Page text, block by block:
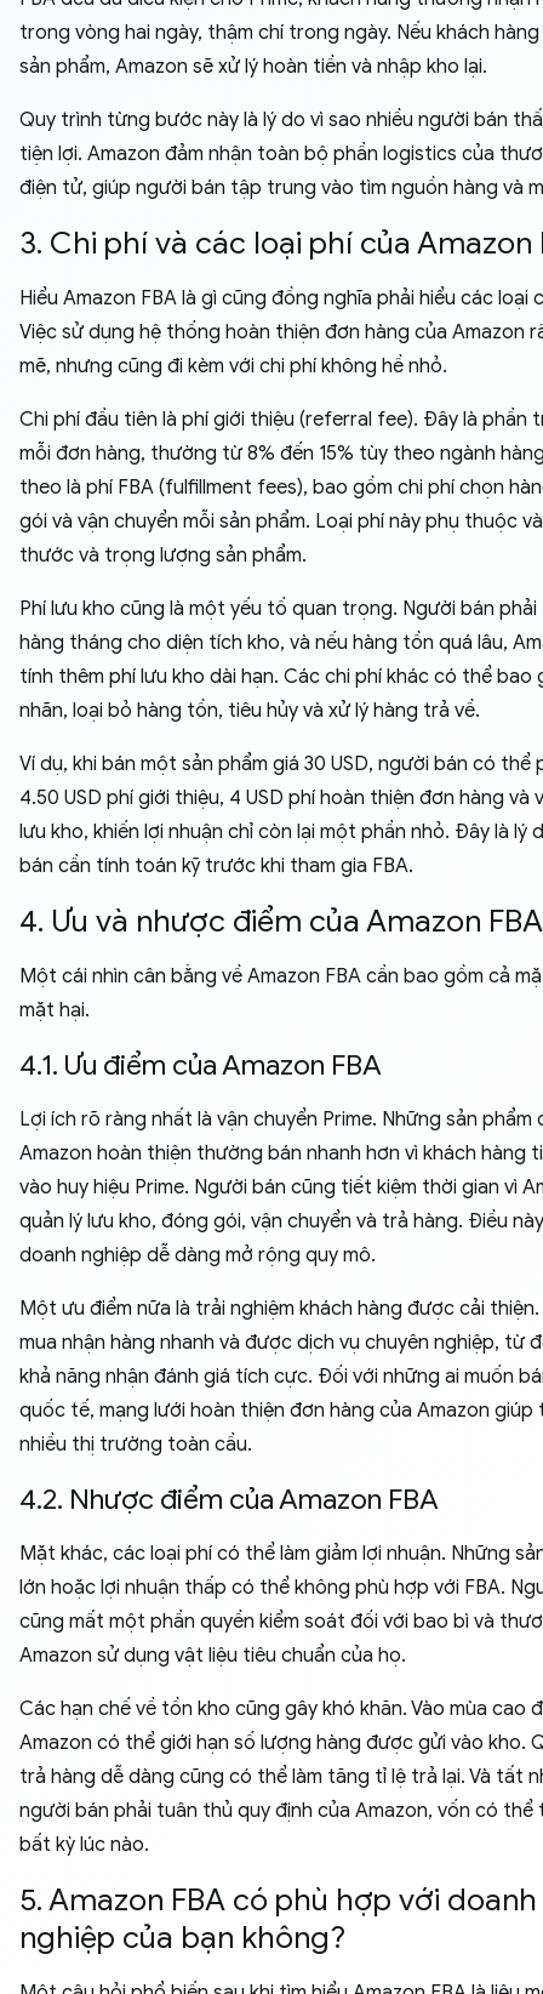
trong vòng hai ngày, thậm chí trong ngày. Nếu khách
sản phẩm, Amazon sẽ xử lý hoàn tiền và nhập kho lại.
Quy trình từng bước này là lý do vì sao nhiều người bán
tiện lợi. Amazon đảm nhận toàn bộ phần logistics của
điện tử, giúp người bán tập trung vào tìm nguồn hàng và
3. Chi phí và các loại phí của Amazon
Hiểu Amazon FBA là gì cũng đồng nghĩa phải hiểu các loại
Việc sử dụng hệ thống hoàn thiện đơn hàng của Amazon
mẽ, nhưng cũng đi kèm với chi phí không hề nhỏ.
Chi phí đầu tiên là phí giới thiệu (referral fee). Đây là phần
mỗi đơn hàng, thường từ 8% đến 15% tùy theo ngành
theo là phí FBA (fulfillment fees), bao gồm chi phí chọn
gói và vận chuyển mỗi sản phẩm. Loại phí này phụ thuộc
thước và trọng lượng sản phẩm.
Phí lưu kho cũng là một yếu tố quan trọng. Người bán
hàng tháng cho diện tích kho, và nếu hàng tồn quá lâu,
tính thêm phí lưu kho dài hạn. Các chi phí khác có thể bao
nhãn, loại bỏ hàng tồn, tiêu hủy và xử lý hàng trả về.
Ví dụ, khi bán một sản phẩm giá 30 USD, người bán có thể
4.50 USD phí giới thiệu, 4 USD phí hoàn thiện đơn hàng và
lưu kho, khiến lợi nhuận chỉ còn lại một phần nhỏ. Đây là lý
bán cần tính toán kỹ trước khi tham gia FBA.
4. Ưu và nhược điểm của Amazon FBA
Một cái nhìn cân bằng về Amazon FBA cần bao gồm cả
mặt hại.
4.1. Ưu điểm của Amazon FBA
Lợi ích rõ ràng nhất là vận chuyển Prime. Những sản phẩm
Amazon hoàn thiện thường bán nhanh hơn vì khách hàng
vào huy hiệu Prime. Người bán cũng tiết kiệm thời gian vì
quản lý lưu kho, đóng gói, vận chuyển và trả hàng. Điều
doanh nghiệp dễ dàng mở rộng quy mô.
Một ưu điểm nữa là trải nghiệm khách hàng được cải
mua nhận hàng nhanh và được dịch vụ chuyên nghiệp, từ
khả năng nhận đánh giá tích cực. Đối với những ai muốn
quốc tế, mạng lưới hoàn thiện đơn hàng của Amazon giúp
nhiều thị trường toàn cầu.
4.2. Nhược điểm của Amazon FBA
Mặt khác, các loại phí có thể làm giảm lợi nhuận. Những
lớn hoặc lợi nhuận thấp có thể không phù hợp với FBA.
cũng mất một phần quyền kiểm soát đối với bao bì và
Amazon sử dụng vật liệu tiêu chuẩn của họ.
Các hạn chế về tồn kho cũng gây khó khăn. Vào mùa cao
Amazon có thể giới hạn số lượng hàng được gửi vào kho.
trả hàng dễ dàng cũng có thể làm tăng tỉ lệ trả lại. Và tất
người bán phải tuân thủ quy định của Amazon, vốn có thể
bất kỳ lúc nào.
5. Amazon FBA có phù hợp với doanh
nghiệp của bạn không?